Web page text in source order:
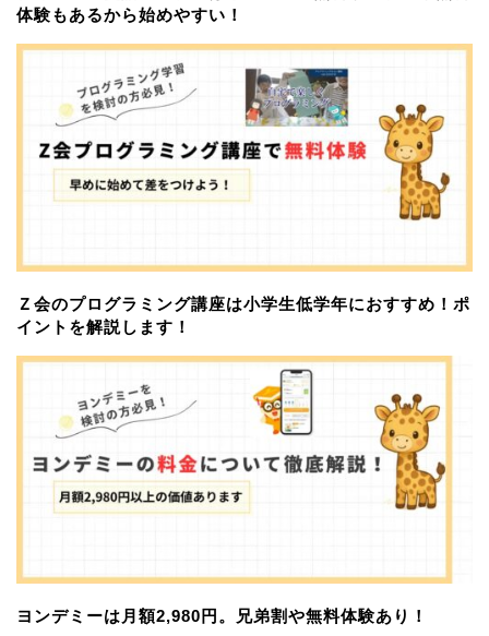
体験もあるから始めやすい！
Ｚ会のプログラミング講座は小学生低学年におすすめ！ポ
イントを解説します！
ヨンデミーは月額2,980円。兄弟割や無料体験あり！